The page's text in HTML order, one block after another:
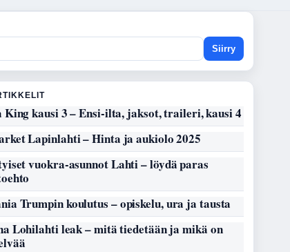
Siirry
King kausi 3 – Ensi-ilta, jaksot, traileri, kausi 4
Lapinlahti – Hinta ja aukiolo 2025
vuokra-asunnot Lahti – löydä paras
Trumpin koulutus – opiskelu, ura ja tausta
Lohilahti leak – mitä tiedetään ja mikä on